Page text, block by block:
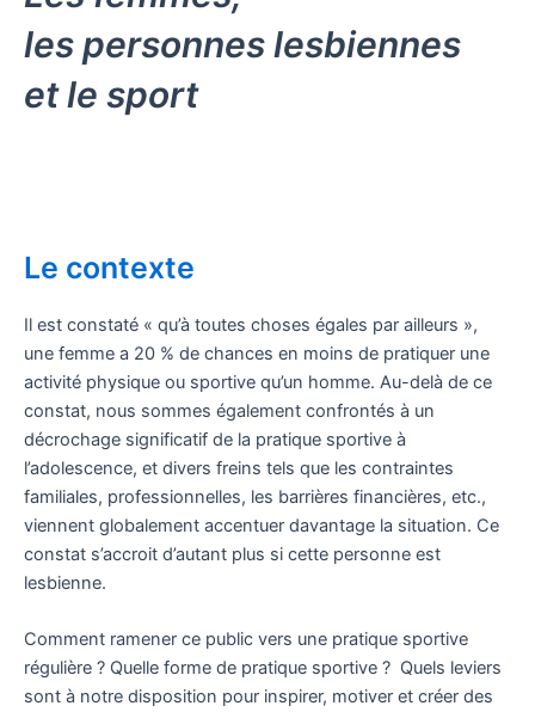
les personnes lesbiennes
et le sport
Le contexte
Il est constaté « qu’à toutes choses égales par ailleurs »,
une femme a 20 % de chances en moins de pratiquer une
activité physique ou sportive qu’un homme. Au-delà de ce
constat, nous sommes également confrontés à un
décrochage significatif de la pratique sportive à
l’adolescence, et divers freins tels que les contraintes
familiales, professionnelles, les barrières financières, etc.,
viennent globalement accentuer davantage la situation. Ce
constat s’accroit d’autant plus si cette personne est
lesbienne.
Comment ramener ce public vers une pratique sportive
régulière ? Quelle forme de pratique sportive ? Quels leviers
sont à notre disposition pour inspirer, motiver et créer des